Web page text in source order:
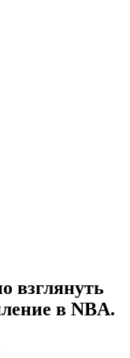
взглянуть
в NBA.